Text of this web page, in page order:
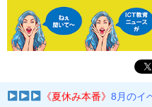
《夏休み本番》8月のイ